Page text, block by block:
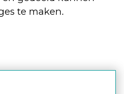
te maken.